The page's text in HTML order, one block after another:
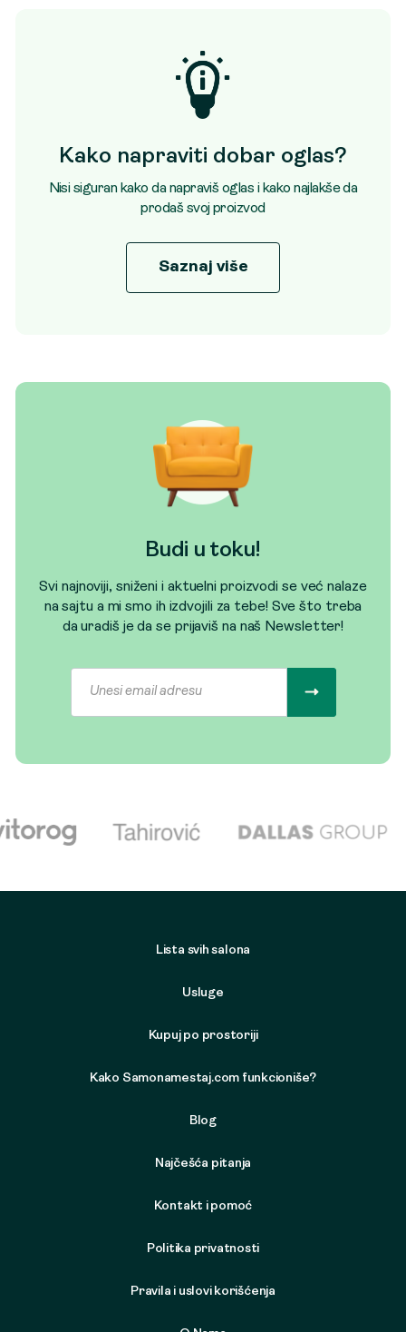
Kako napraviti dobar oglas?
Nisi siguran kako da napraviš oglas i kako najlakše da
prodaš svoj proizvod
Saznaj više
Budi u toku!
Svi najnoviji, sniženi i aktuelni proizvodi se već nalaze
na sajtu a mi smo ih izdvojili za tebe! Sve što treba
da uradiš je da se prijaviš na naš Newsletter!
Lista svih salona
Usluge
Kupuj po prostoriji
Kako Samonamestaj.com funkcioniše?
Blog
Najčešća pitanja
Kontakt i pomoć
Politika privatnosti
Pravila i uslovi korišćenja